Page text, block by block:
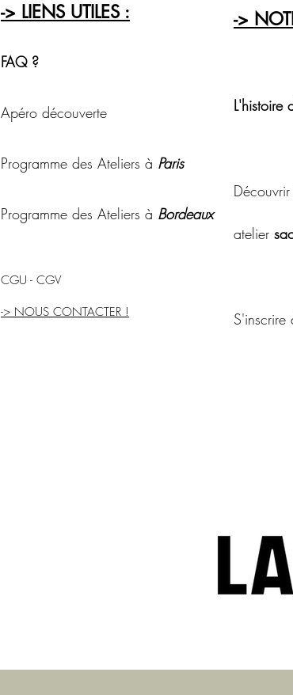
-> LIENS UTILES :
FAQ ?
Apéro découverte
Programme des Ateliers à Paris
Programme des Ateliers à Bordeaux
CGU - CGV
-> NOUS CONTACTER !
->
L'histoire
atelier